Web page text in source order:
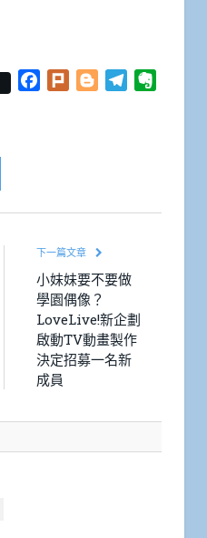
Facebook
Plurk BloggerTelegram
下一篇文章
小妹妹要不要做
學園偶像？
LoveLive!新企劃
啟動TV動畫製作
決定招募一名新
成員